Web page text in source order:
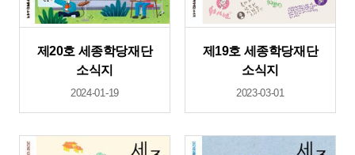
제20호 세종학당재단
소식지
2024-01-19
제19호 세종학당재단
소식지
2023-03-01